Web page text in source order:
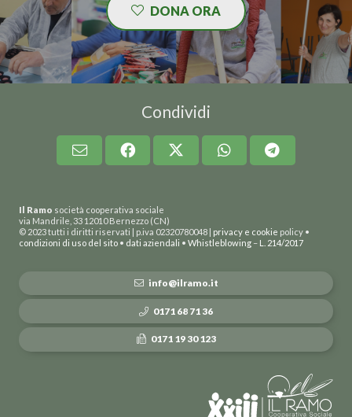
DONA ORA
Condividi
Il Ramo società cooperativa sociale
via Mandrile, 33 12010 Bernezzo (CN)
© 2023 tutti i diritti riservati | p.iva 02320780048 | privacy e cookie policy •
condizioni di uso del sito • dati aziendali • Whistleblowing – L. 214/2017
info@ilramo.it
0171 68 71 36
0171 19 30 123